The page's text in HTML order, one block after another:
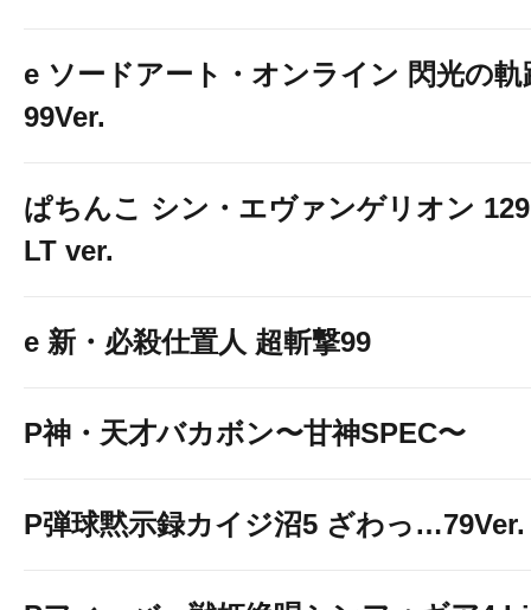
e ソードアート・オンライン 閃光の軌
99Ver.
ぱちんこ シン・エヴァンゲリオン 129
LT ver.
e 新・必殺仕置人 超斬撃99
P神・天才バカボン〜甘神SPEC〜
P弾球黙示録カイジ沼5 ざわっ…79Ver.